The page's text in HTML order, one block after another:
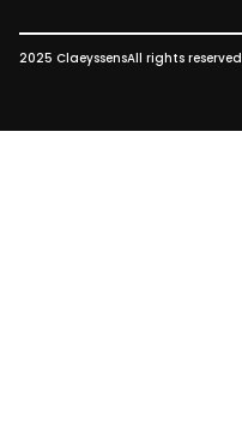
2025 ClaeyssensAll rights reserved